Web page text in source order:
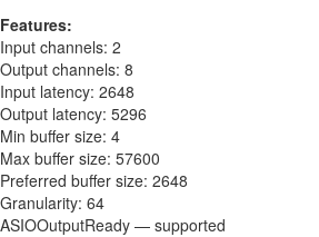
Features:
Input channels: 2
Output channels: 8
Input latency: 2648
Output latency: 5296
Min buffer size: 4
Max buffer size: 57600
Preferred buffer size: 2648
Granularity: 64
ASIOOutputReady — supported